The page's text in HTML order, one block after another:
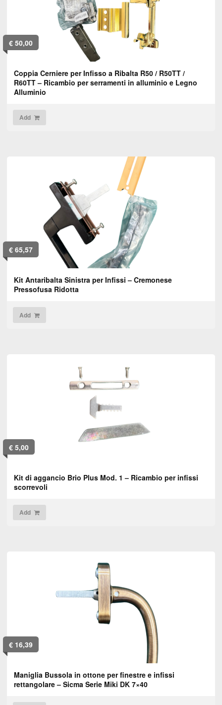
€50,00
Coppia Cerniere per Infisso a Ribalta R50 / R50TT /
R60TT – Ricambio per serramenti in alluminio e Legno
Alluminio
Add
€65,57
Kit Antaribalta Sinistra per Infissi – Cremonese
Pressofusa Ridotta
Add
€5,00
Kit di aggancio Brio Plus Mod. 1 – Ricambio per infissi
scorrevoli
Add
€16,39
Maniglia Bussola in ottone per finestre e infissi
rettangolare – Sicma Serie Miki DK 7×40